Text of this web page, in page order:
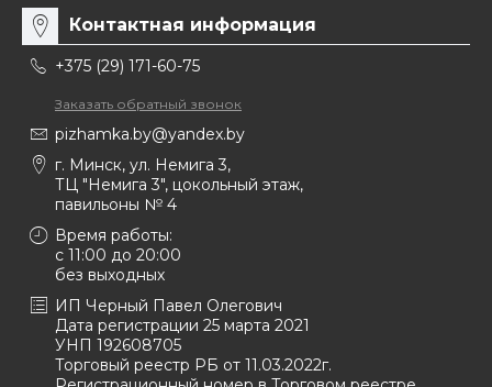
Контактная информация
+375 (29) 171-60-75
Заказать обратный звонок
pizhamka.by@yandex.by
г. Минск, ул. Немига 3,
ТЦ "Немига 3", цокольный этаж,
павильоны № 4
Время работы:
c 11:00 до 20:00
без выходных
ИП Черный Павел Олегович
Дата регистрации 25 марта 2021
УНП 192608705
Торговый реестр РБ от 11.03.2022г.